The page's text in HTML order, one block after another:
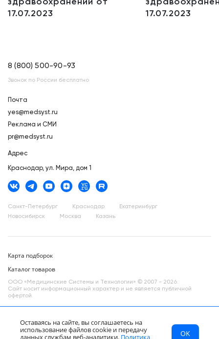
МСТ Каталог Главная
17.07.2023
17.07.2023
8 (800) 500-90-93
Звонок по России бесплатно
Почта
yes@medsyst.ru
Реклама и СМИ
pr@medsyst.ru
Адрес
Краснодар, ул. Мира, дом 1
Санкт-Петербург Краснодар
Екатеринбург
Новосибирск
Москва Казань
Карта подборок
Каталог товаров
ООО «Медицинские Системы и Технологии» © 2007 - 2026.
Сайт носит информационный характер и не является публичной
офертой.
Оставаясь на сайте, вы соглашаетесь на
использование файлов cookie и передачу
данных службам веб-аналитики. Политика OK